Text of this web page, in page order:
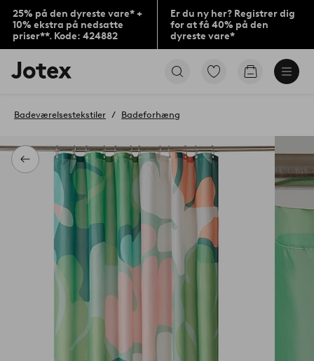
25% på den dyreste vare* +
10% ekstra på nedsatte
priser**. Kode: 424882
Er du ny her? Registrer dig
for at få 40% på den
dyreste vare*
Jotex
logo
til
Gå
Gå
Tilbage
Badeværelsestekstiler Badeforhæng